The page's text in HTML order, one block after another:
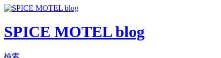
SPICE MOTEL blog
検索